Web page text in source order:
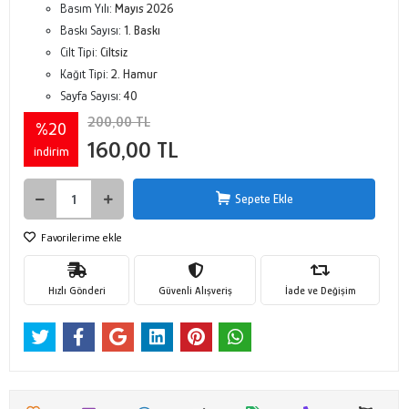
Basım Yılı: Mayıs 2026
Baskı Sayısı: 1. Baskı
Cilt Tipi: Ciltsiz
Kağıt Tipi: 2. Hamur
Sayfa Sayısı:40
%20
indirim
200,00 TL
160,00 TL
Sepete Ekle
Favorilerime ekle
Hızlı Gönderi Güvenli Alışveriş İade ve Değişim